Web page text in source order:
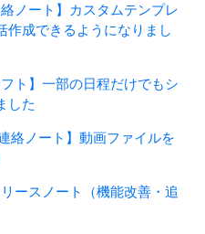
ノート】カスタムテンプレ
作成できるようになりまし
ト】一部の日程だけでもシ
した
ノート】動画ファイルを
ースノート（機能改善・追